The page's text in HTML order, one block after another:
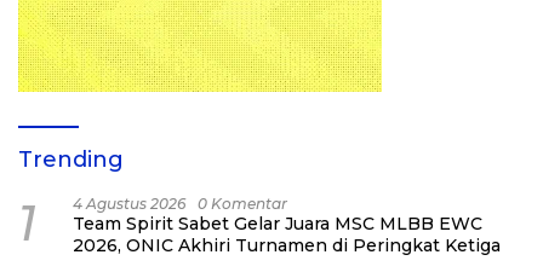
Trending
1 4 Agustus 2026 0 Komentar
Team Spirit Sabet Gelar Juara MSC MLBB EWC
2026, ONIC Akhiri Turnamen di Peringkat Ketiga